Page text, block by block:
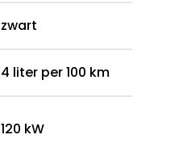
zwart
4 liter per 100 km
120 kW